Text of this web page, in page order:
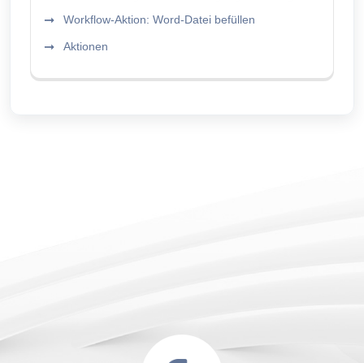
Workflow-Aktion: Word-Datei befüllen
Aktionen